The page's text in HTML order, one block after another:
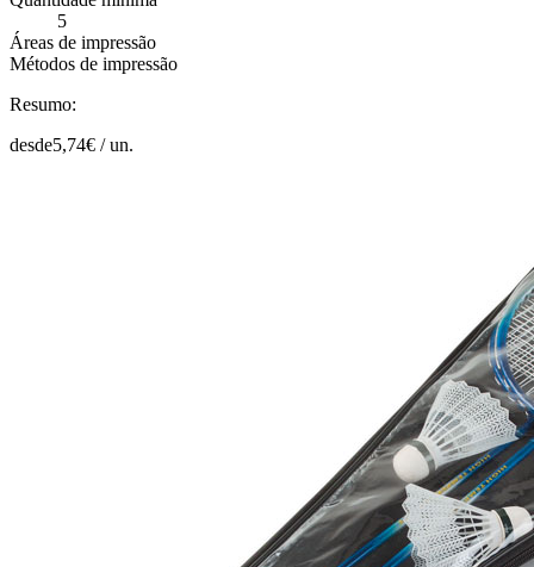
5
Áreas de impressão
Métodos de impressão
Resumo:
desde5,74€ /un.